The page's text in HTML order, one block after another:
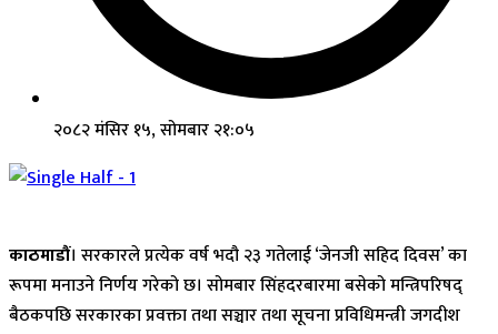
२०८२ मंसिर १५, सोमबार २१:०५
काठमाडौं। सरकारले प्रत्येक वर्ष भदौ २३ गतेलाई ‘जेनजी सहिद दिवस’ का
रूपमा मनाउने निर्णय गरेको छ। सोमबार सिंहदरबारमा बसेको मन्त्रिपरिषद्
बैठकपछि सरकारका प्रवक्ता तथा सञ्चार तथा सूचना प्रविधिमन्त्री जगदीश